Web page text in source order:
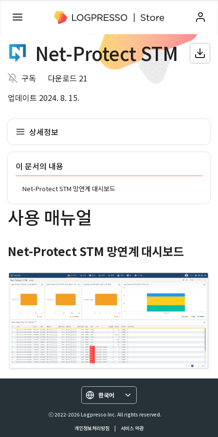
Net-Protect STM
구독
다운로드 21
업데이트 2024. 8. 15.
상세정보
사용 매뉴얼
Net-Protect STM 망연계 대시보드
이 문서의 내용
Net-Protect STM 망연계 대시보드
한국어
ⓒ 2022-2026 Logpresso Inc. All rights reserved.
개인정보처리방침
| 서비스 약관